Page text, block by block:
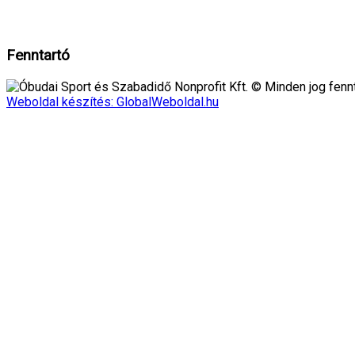
Fenntartó
Óbudai Sport és Szabadidő Nonprofit Kft. © Minden jog
Weboldal készítés: GlobalWeboldal.hu